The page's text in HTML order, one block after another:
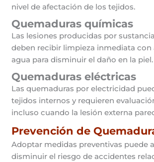
nivel de afectación de los tejidos.
Quemaduras químicas
Las lesiones producidas por
deben recibir limpieza inmediata
agua para disminuir el daño en la piel.
Quemaduras eléctricas
Las quemaduras por electricidad
tejidos internos y requieren
incluso cuando la lesión externa
Prevención de
Adoptar medidas preventivas puede
disminuir el riesgo de accidentes